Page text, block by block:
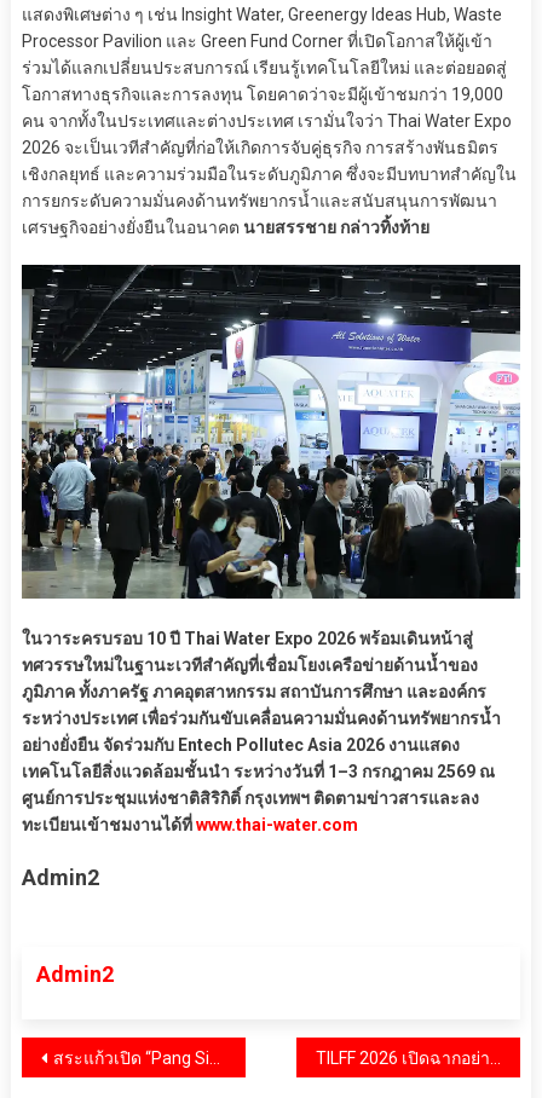
แสดงพิเศษต่าง ๆ เช่น Insight Water, Greenergy Ideas Hub, Waste
Processor Pavilion และ Green Fund Corner ที่เปิดโอกาสให้ผู้เข้า
ร่วมได้แลกเปลี่ยนประสบการณ์ เรียนรู้เทคโนโลยีใหม่ และต่อยอดสู่
โอกาสทางธุรกิจและการลงทุน โดยคาดว่าจะมีผู้เข้าชมกว่า 19,000
คน จากทั้งในประเทศและต่างประเทศ เรามั่นใจว่า Thai Water Expo
2026 จะเป็นเวทีสำคัญที่ก่อให้เกิดการจับคู่ธุรกิจ การสร้างพันธมิตร
เชิงกลยุทธ์ และความร่วมมือในระดับภูมิภาค ซึ่งจะมีบทบาทสำคัญใน
การยกระดับความมั่นคงด้านทรัพยากรน้ำและสนับสนุนการพัฒนา
เศรษฐกิจอย่างยั่งยืนในอนาคต นายสรรชาย กล่าวทิ้งท้าย
ในวาระครบรอบ 10 ปี Thai Water Expo 2026 พร้อมเดินหน้าสู่
ทศวรรษใหม่ในฐานะเวทีสำคัญที่เชื่อมโยงเครือข่ายด้านน้ำของ
ภูมิภาค ทั้งภาครัฐ ภาคอุตสาหกรรม สถาบันการศึกษา และองค์กร
ระหว่างประเทศ เพื่อร่วมกันขับเคลื่อนความมั่นคงด้านทรัพยากรน้ำ
อย่างยั่งยืน จัดร่วมกับ Entech Pollutec Asia 2026 งานแสดง
เทคโนโลยีสิ่งแวดล้อมชั้นนำ ระหว่างวันที่ 1–3 กรกฎาคม 2569 ณ
ศูนย์การประชุมแห่งชาติสิริกิติ์ กรุงเทพฯ ติดตามข่าวสารและลง
ทะเบียนเข้าชมงานได้ที่www.thai-water.com
Admin2
Admin2
แนะแนว
สระแก้วเปิด “Pang Sida in Love 2569” ชมผีเสื้อ-คอนเสิร์ต-ไนท์มาร์เก็ต 5–7 มิ.ย. นี้